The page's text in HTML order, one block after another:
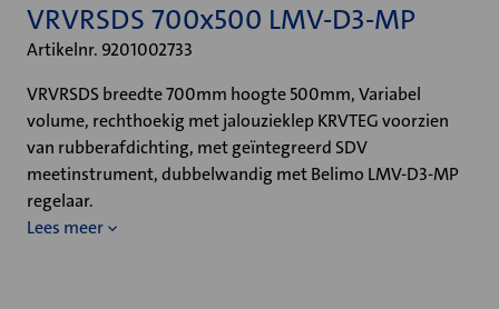
VRVRSDS 700x500 LMV-D3-MP
Artikelnr. 9201002733
VRVRSDS breedte 700mm hoogte 500mm, Variabel
volume, rechthoekig met jalouzieklep KRVTEG voorzien
van rubberafdichting, met geïntegreerd SDV
meetinstrument, dubbelwandig met Belimo LMV-D3-MP
regelaar.
Lees meer